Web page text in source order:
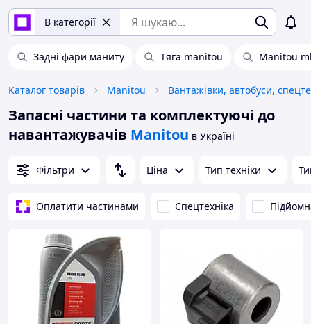
В категорії
Задні фари маниту Тяга manitou Manitou
Каталог товарів Manitou Вантажівки, автобуси,
Запасні частини та комплектуючі до
навантажувачів Manitou в Україні
Фільтри Ціна Тип техніки
Оплатити частинами Спецтехніка